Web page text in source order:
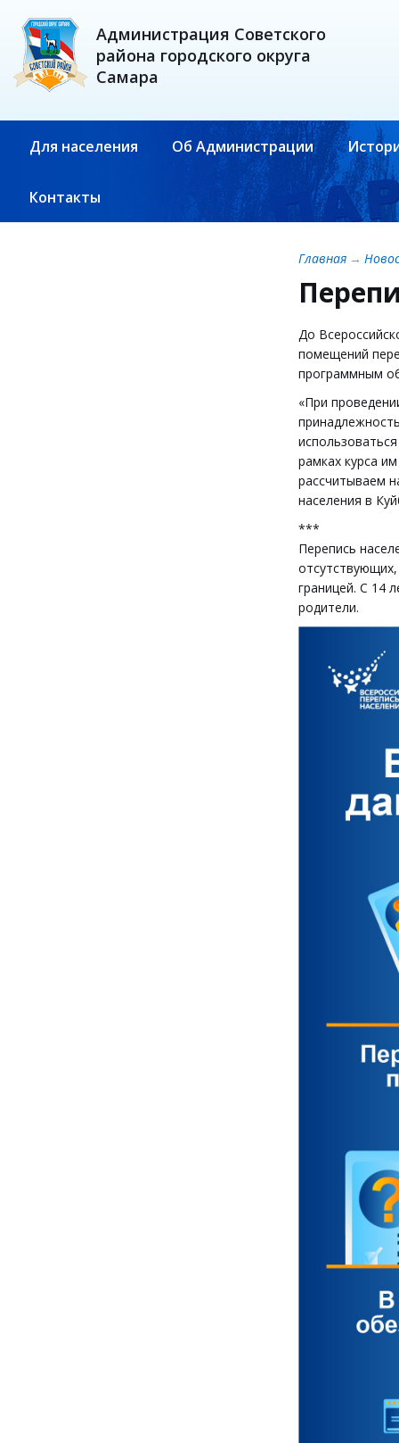
Администрация Советского
района городского округа
Самара
Для населения Об Администрации
Контакты
Главная →
До
помещений
программным
«При
рамках курса
рассчитываем
населения в
***
Перепись
границей. С 14
родители.